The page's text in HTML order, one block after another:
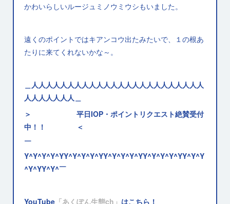
かわいらしいルージュミノウミウシもいました。
遠くのポイントではキアンコウ出たみたいで、１の根あ
たりに来てくれないかな～。
＿人人人人人人人人人人人人人人人人人人人人人人人人
人人人人人人人＿
＞ 平日IOP・ポイントリクエスト絶賛受付
中！！ ＜
￣
Y^Y^Y^Y^YY^Y^Y^Y^YY^Y^Y^Y^YY^Y^Y^Y^YY^Y^Y
^Y^YY^Y^￣
YouTube 「あくぽん生態ch」 はこちら！